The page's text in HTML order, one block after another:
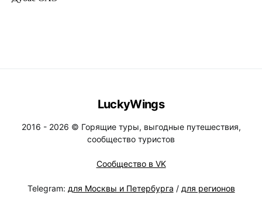
LuckyWings
2016 - 2026 © Горящие туры, выгодные путешествия,
сообщество туристов
Сообщество в VK
Telegram: для Москвы и Петербурга / для регионов